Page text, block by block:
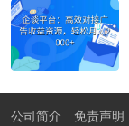
公司简介 免责声明